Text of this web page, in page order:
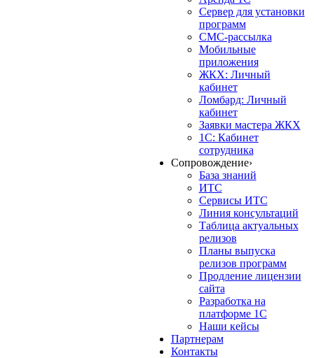
Сервер для установки
программ
СМС-рассылка
Мобильные
приложения
ЖКХ: Личный
кабинет
Ломбард: Личный
кабинет
Заявки мастера ЖКХ
1С: Кабинет
сотрудника
Сопровождение›
База знаний
ИТС
Сервисы ИТС
Линия консультаций
Таблица актуальных
релизов
Планы выпуска
релизов программ
Продление лицензии
сайта
Разработка на
платформе 1С
Наши кейсы
Партнерам
Контакты